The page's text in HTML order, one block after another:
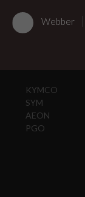
Webber
KYMCO
SYM
AEON
PGO